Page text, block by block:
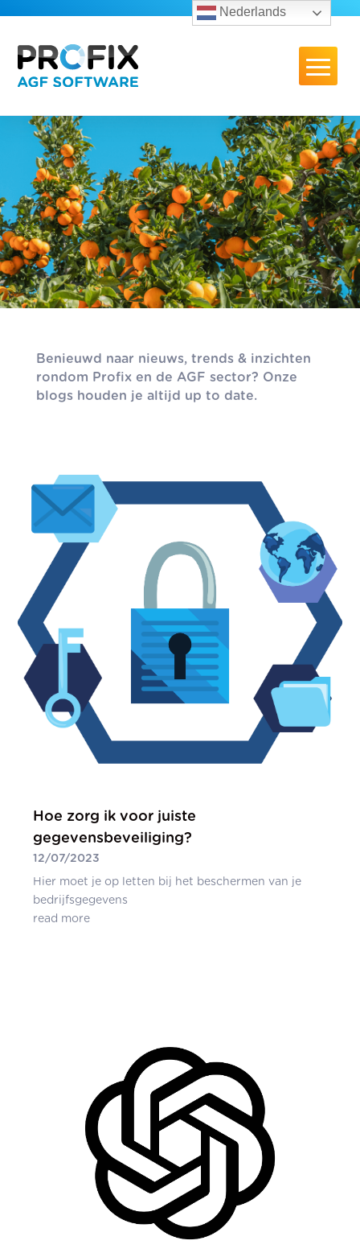
Benieuwd naar nieuws, trends & inzichten
rondom Profix en de AGF sector? Onze
blogs houden je altijd up to date.
Hoe zorg ik voor juiste
gegevensbeveiliging?
12/07/2023
Hier moet je op letten bij het beschermen van je
bedrijfsgegevens
read more
Nederlands